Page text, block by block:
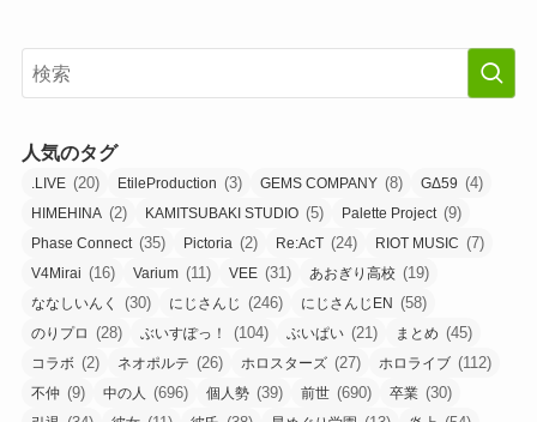
人気のタグ
.LIVE (20) EtileProduction (3) GEMS COMPANY (8) GΔ59 (4)
HIMEHINA (2) KAMITSUBAKI STUDIO (5) Palette Project (9)
Phase Connect (35) Pictoria (2) Re:AcT (24) RIOT MUSIC (7)
V4Mirai (16) Varium (11) VEE (31) あおぎり高校 (19)
ななしいんく (30) にじさんじ (246) にじさんじEN (58)
のりプロ (28) ぶいすぽっ！ (104) ぶいぱい (21) まとめ (45)
コラボ (2) ネオポルテ (26) ホロスターズ (27) ホロライブ (112)
不仲 (9) 中の人 (696) 個人勢 (39) 前世 (690) 卒業 (30)